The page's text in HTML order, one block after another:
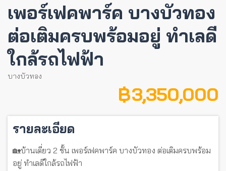
เพอร์เฟคพาร์ค บางบัวทอง
ต่อเติมครบพร้อมอยู่ ทำเลดี
ใกล้รถไฟฟ้า
บางบัวทอง
฿ 3,350,000
รายละเอียด
🏡บ้านเดี่ยว 2 ชั้น เพอร์เฟคพาร์ค บางบัวทอง ต่อเติมครบพร้อม
อยู่ ทำเลดีใกล้รถไฟฟ้า